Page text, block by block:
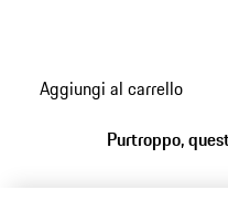
Aggiungi al carrello
Purtroppo,